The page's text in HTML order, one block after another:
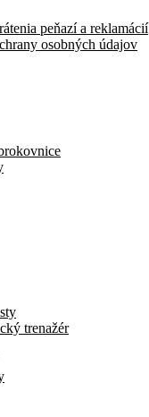
peňazí a reklamácií
osobných údajov
trenažér